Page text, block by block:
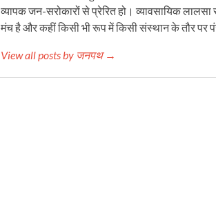
व्यापक जन-सरोकारों से प्रेरित हो। व्यावसायिक
मंच है और कहीं किसी भी रूप में किसी संस्थान के तौर पर
View all posts by जनपथ →